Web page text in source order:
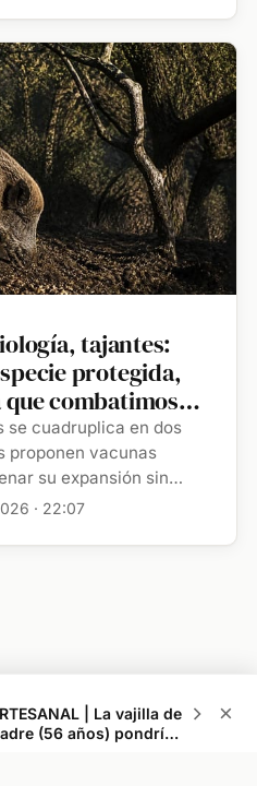
tajantes:
protegida,
combatimos
se cuadruplica en dos
proponen vacunas
su expansión sin
· 22:07
de Aurelia
Contacto Aviso legal
| La vajilla de
(56 años) pondría
×